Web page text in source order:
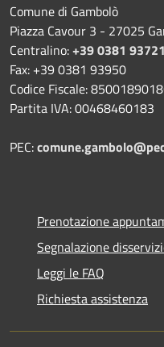
Comune di Gambolò
Piazza Cavour 3 - 27025
Centralino:+39 0381
Fax: +39 0381 93950
Codice Fiscale:
Partita IVA: 00468460183
PEC:
Prenotazione
Segnalazione
Leggi le FAQ
Richiesta assistenza